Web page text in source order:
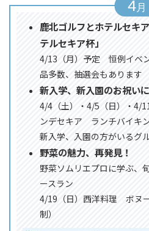
4
鹿北ゴルフとホテルセ
テルセキア杯」
4/13（月）予定 恒例イ
品多数、抽選会もあります
新入学、新入園のお祝い
4/4（土）・4/5（日）・4/
ンデセキア ランチバイキ
新入学、入園の方がいるグ
野菜の魅力、再発見！
野菜ソムリエプロに学ぶ、
ースラン
4/19（日）西洋料理 ボ
制）